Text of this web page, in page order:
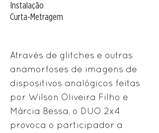
Instalação
Curta-Metragem
Através de glitches e outras
anamorfoses de imagens de
dispositivos analógicos feitas
por Wilson Oliveira Filho e
Márcia Bessa, o DUO 2x4
provoca o participador a